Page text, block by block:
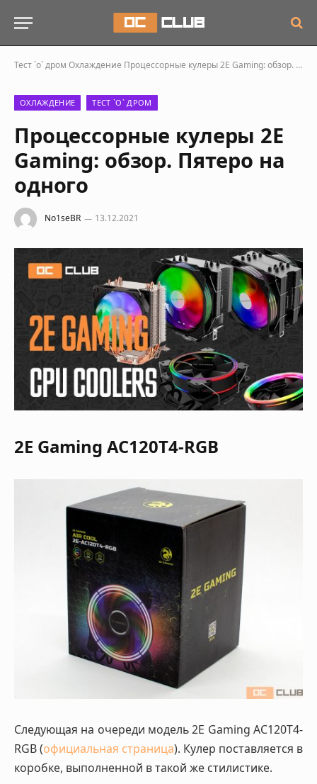
Тест `о` дром Охлаждение Процессорные кулеры 2E Gaming: обзор. Пятеро на одного
ОХЛАЖДЕНИЕ ТЕСТ `О` ДРОМ
Процессорные кулеры 2E
Gaming: обзор. Пятеро на
одного
No1seBR 13.12.2021
2E Gaming AC120T4-RGB
Следующая на очереди модель 2E Gaming AC120T4-
RGB (официальная страница). Кулер поставляется в
коробке, выполненной в такой же стилистике.